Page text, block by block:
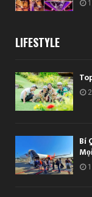
LIFESTYLE
Bí